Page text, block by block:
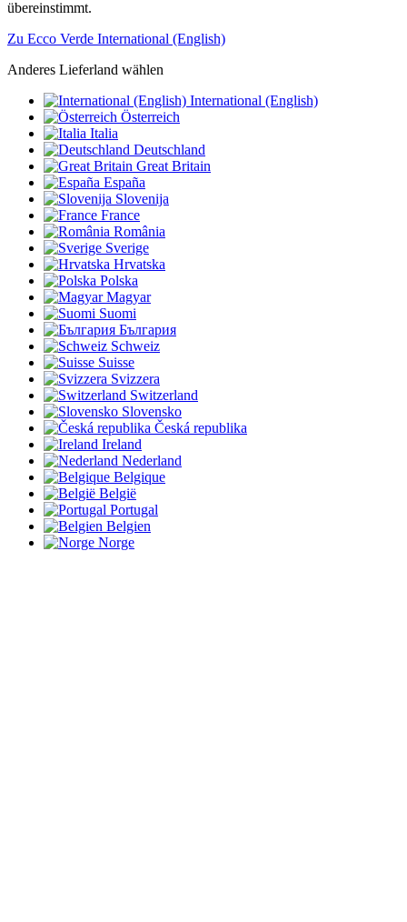
übereinstimmt.
Zu Ecco Verde International (English)
Anderes Lieferland wählen
International (English)
Österreich
Italia
Deutschland
Great Britain
España
Slovenija
France
România
Sverige
Hrvatska
Polska
Magyar
Suomi
България
Schweiz
Suisse
Svizzera
Switzerland
Slovensko
Česká republika
Ireland
Nederland
Belgique
België
Portugal
Belgien
Norge